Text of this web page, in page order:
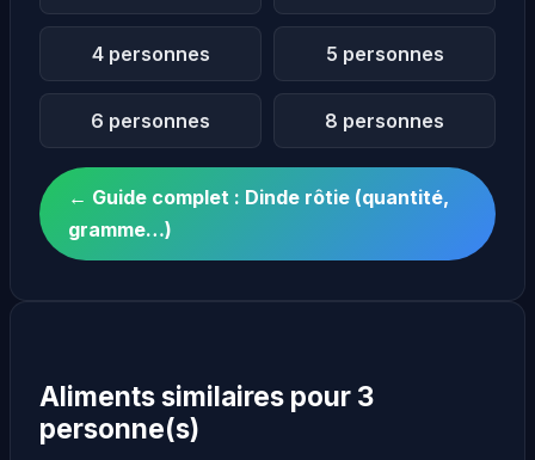
4 personnes 5 personnes
6 personnes 8 personnes
← Guide complet : Dinde rôtie (quantité,
gramme…)
Aliments similaires pour 3
personne(s)